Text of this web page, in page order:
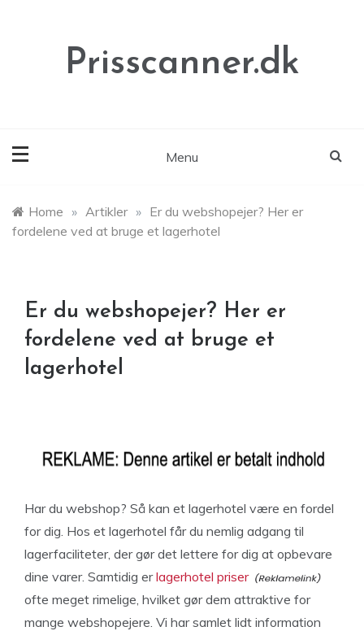
Prisscanner.dk
Menu
Home » Artikler » Er du webshopejer? Her er
fordelene ved at bruge et lagerhotel
Er du webshopejer? Her er
fordelene ved at bruge et
lagerhotel
Har du webshop? Så kan et lagerhotel være en fordel
for dig. Hos et lagerhotel får du nemlig adgang til
lagerfaciliteter, der gør det lettere for dig at opbevare
dine varer. Samtidig erlagerhotel priser
ofte meget rimelige, hvilket gør dem attraktive for
mange webshopejere. Vi har samlet lidt information